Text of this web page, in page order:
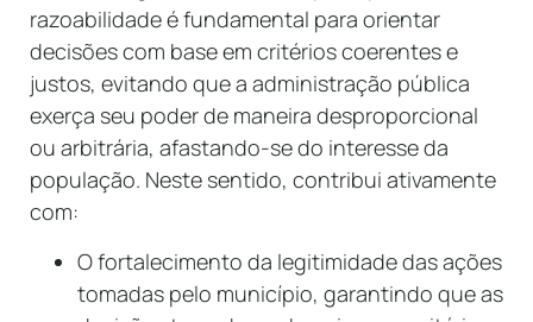
razoabilidade é fundamental para orientar
decisões com base em critérios coerentes e
justos, evitando que a administração pública
exerça seu poder de maneira desproporcional
ou arbitrária, afastando-se do interesse da
população. Neste sentido, contribui ativamente
com:
O fortalecimento da legitimidade das ações
tomadas pelo município, garantindo que as